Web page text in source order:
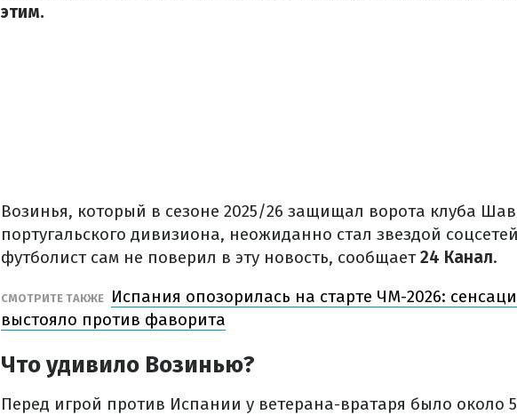
этим.
Возинья, который в сезоне 2025/26 защищал ворота клуба
португальского дивизиона, неожиданно стал звездой
футболист сам не поверил в эту новость, сообщает24 Канал.
СМОТРИТЕ ТАКЖЕ
Испания опозорилась на старте ЧМ-2026:
выстояло против фаворита
Что удивило Возинью?
Перед игрой против Испании у ветерана-вратаря было около